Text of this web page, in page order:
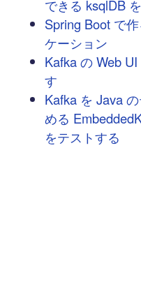
できる ksqlDB
Spring Boot で
ケーション
Kafka の Web
す
Kafka を Java
める
をテストする